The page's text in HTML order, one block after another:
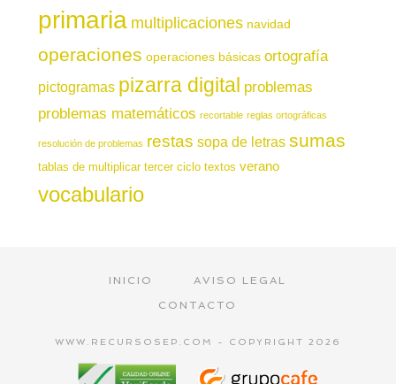
primaria multiplicaciones navidad
operaciones operaciones básicas ortografía
pictogramas pizarra digital problemas
problemas matemáticos recortable reglas ortográficas
resolución de problemas restas sopa de letras sumas
tablas de multiplicar tercer ciclo textos verano
vocabulario
INICIO
AVISO LEGAL
CONTACTO
WWW.RECURSOSEP.COM - COPYRIGHT 2026